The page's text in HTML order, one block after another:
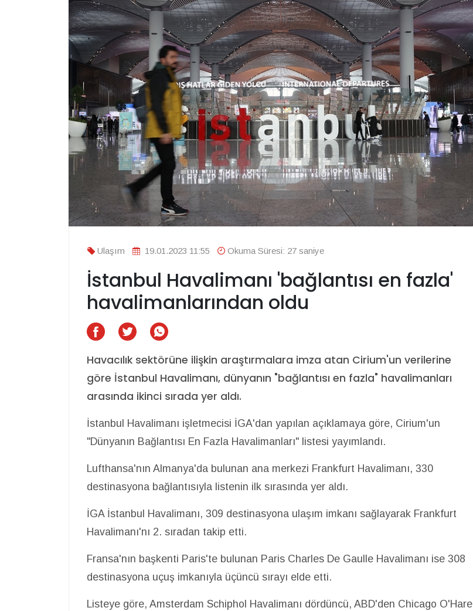
Ulaşım 19.01.2023 11:55 Okuma Süresi: 27 saniye
İstanbul Havalimanı 'bağlantısı en fazla'
havalimanlarından oldu
Havacılık sektörüne ilişkin araştırmalara imza atan Cirium'un verilerine
göre İstanbul Havalimanı, dünyanın "bağlantısı en fazla" havalimanları
arasında ikinci sırada yer aldı.
İstanbul Havalimanı işletmecisi İGA'dan yapılan açıklamaya göre, Cirium'un
"Dünyanın Bağlantısı En Fazla Havalimanları" listesi yayımlandı.
Lufthansa'nın Almanya'da bulunan ana merkezi Frankfurt Havalimanı, 330
destinasyona bağlantısıyla listenin ilk sırasında yer aldı.
İGA İstanbul Havalimanı, 309 destinasyona ulaşım imkanı sağlayarak Frankfurt
Havalimanı'nı 2. sıradan takip etti.
Fransa'nın başkenti Paris'te bulunan Paris Charles De Gaulle Havalimanı ise 308
destinasyona uçuş imkanıyla üçüncü sırayı elde etti.
Listeye göre, Amsterdam Schiphol Havalimanı dördüncü, ABD'den Chicago O'Hare